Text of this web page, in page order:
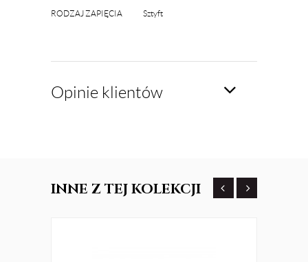
RODZAJ ZAPIĘCIA Sztyft
Opinie klientów
INNE Z TEJ KOLEKCJI